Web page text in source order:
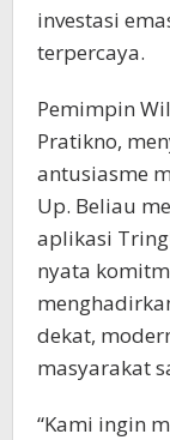
investasi
terpercaya.
Pemimpin
Pratikno,
antusiasme
Up. Beliau
aplikasi
nyata
dekat,
masyarakat
“Kami ingin